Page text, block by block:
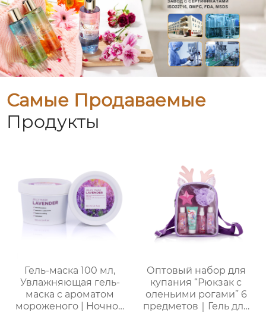
Самые Продаваемые
Продукты
Гель-маска 100 мл,
Увлажняющая гель-
маска с ароматом
мороженого | Ночной
Оптовый набор для
купания “Рюкзак с
оленьими рогами” 6
предметов｜Гель для